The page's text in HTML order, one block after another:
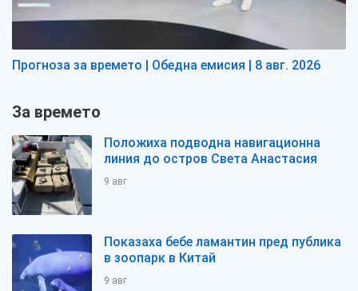
Прогноза за времето | Обедна емисия | 8 авг. 2026
За времето
Положиха подводна навигационна
линия до остров Света Анастасия
9 авг
Показаха бебе ламантин пред публика
в зоопарк в Китай
9 авг